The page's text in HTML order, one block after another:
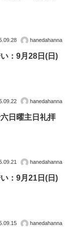
hanedahanna
：9月28日(日)
hanedahanna
日曜主日礼拝
hanedahanna
：9月21日(日)
hanedahanna